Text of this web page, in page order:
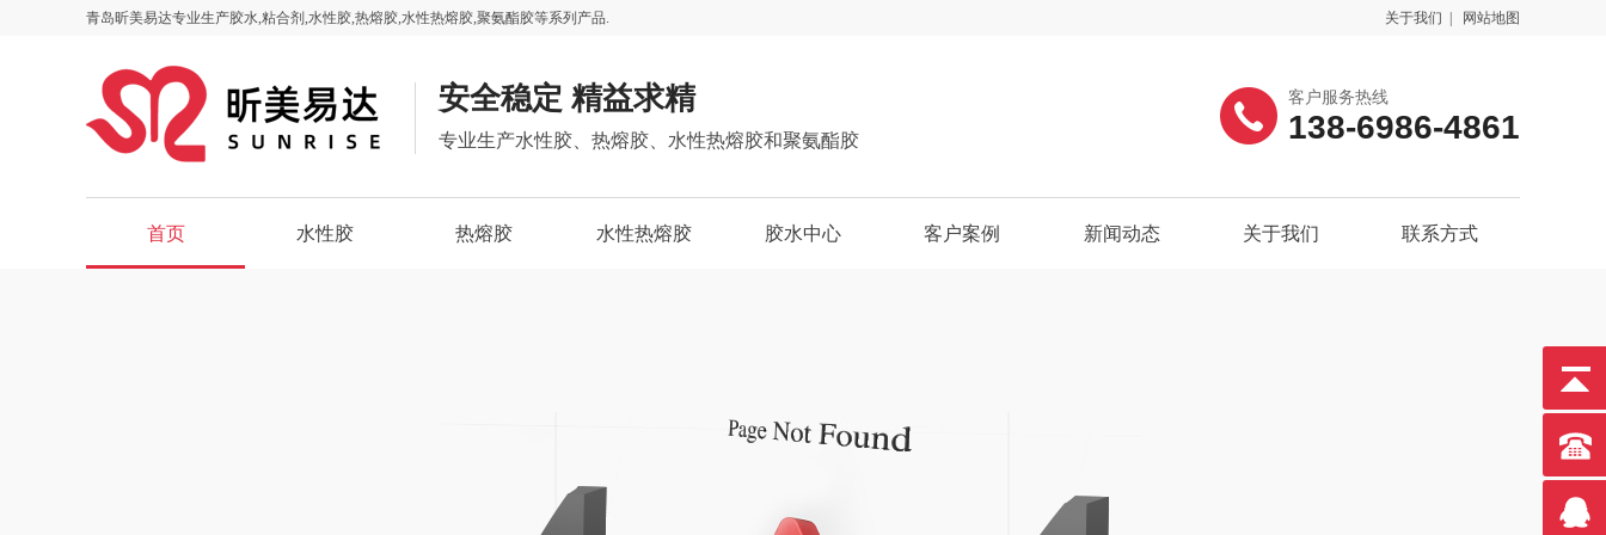
青岛昕美易达专业生产胶水,粘合剂,水性胶,热熔胶,水性热熔胶,聚氨酯胶等系列产品. 关于我们 网站地图
安全稳定 精益求精
专业生产水性胶、热熔胶、水性热熔胶和聚氨酯胶
客户服务热线
138-6986-4861
首页 水性胶 热熔胶 水性热熔胶 胶水中心 客户案例 新闻动态 关于我们 联系方式